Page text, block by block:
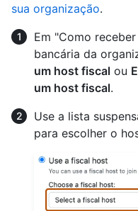
sua organização.
Em "Como
bancária da
um host fiscal ou
um host fiscal.
Use a lista
para escolher o